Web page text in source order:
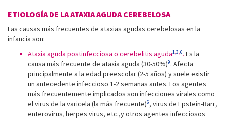
ETIOLOGÍA DE LA ATAXIA AGUDA CEREBELOSA
Las causas más frecuentes de ataxias agudas cerebelosas en la
infancia son:
Ataxia aguda postinfecciosa o cerebelitis aguda1,3,6. Es la
causa más frecuente de ataxia aguda (30-50%)9. Afecta
principalmente a la edad preescolar (2-5 años) y suele existir
un antecedente infeccioso 1-2 semanas antes. Los agentes
más frecuentemente implicados son infecciones virales como
el virus de la varicela (la más frecuente)6, virus de Epstein-Barr,
enterovirus,herpes virus, etc.,y otros agentes infecciosos